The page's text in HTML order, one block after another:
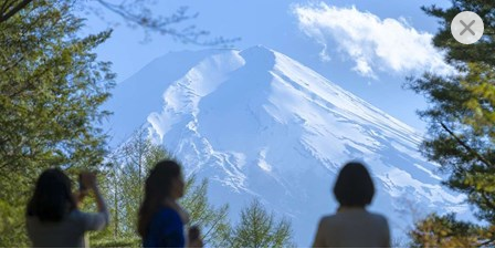
Travelzoo 登録する
トラベルズー情報を見る
閉
販売終了
(2026 年 8 月 4 日) この提供元からの新しい情報が2026 年 8
月 4 日に掲載されました
最新の情報を見る